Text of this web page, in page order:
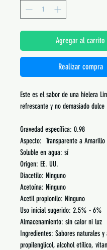
Agregar al carrito
Realizar compra
Este es el sabor de una hielera
refrescante y no demasiado dulce
Gravedad específica: 0.98
Aspecto: Transparente a Amarillo
Soluble en agua: sí
Origen: EE. UU.
Diacetilo: Ninguno
Acetoína: Ninguno
Acetil propionilo: Ninguno
Uso inicial sugerido: 2.5% - 6%
Almacenamiento: sin calor ni luz
Ingredientes: Sabores naturales
propilenglicol, alcohol etílico,